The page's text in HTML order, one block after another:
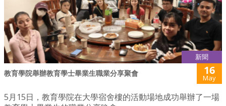
新聞
教育學院舉辦教育學士畢業生職業分享聚會 16
May
5月15日，教育學院在大學宿舍樓的活動場地成功舉辦了一場